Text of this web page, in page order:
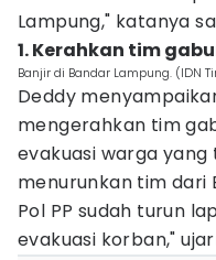
Lampung," katanya
1. Kerahkan tim
Banjir di Bandar Lampung. (IDN
Deddy
mengerahkan tim
evakuasi warga
menurunkan tim dari
Pol PP sudah turun
evakuasi korban,"